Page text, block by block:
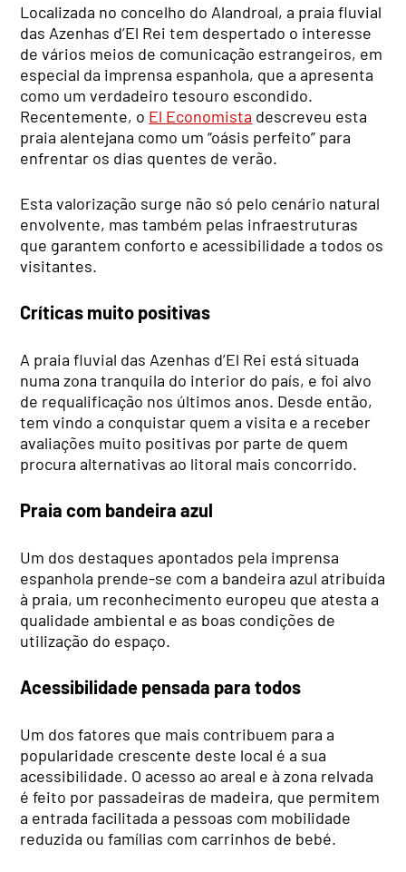
Localizada no concelho do Alandroal, a praia fluvial
das Azenhas d’El Rei tem despertado o interesse
de vários meios de comunicação estrangeiros, em
especial da imprensa espanhola, que a apresenta
como um verdadeiro tesouro escondido.
Recentemente, o El Economista descreveu esta
praia alentejana como um “oásis perfeito” para
enfrentar os dias quentes de verão.
Esta valorização surge não só pelo cenário natural
envolvente, mas também pelas infraestruturas
que garantem conforto e acessibilidade a todos os
visitantes.
Críticas muito positivas
A praia fluvial das Azenhas d’El Rei está situada
numa zona tranquila do interior do país, e foi alvo
de requalificação nos últimos anos. Desde então,
tem vindo a conquistar quem a visita e a receber
avaliações muito positivas por parte de quem
procura alternativas ao litoral mais concorrido.
Praia com bandeira azul
Um dos destaques apontados pela imprensa
espanhola prende-se com a bandeira azul atribuída
à praia, um reconhecimento europeu que atesta a
qualidade ambiental e as boas condições de
utilização do espaço.
Acessibilidade pensada para todos
Um dos fatores que mais contribuem para a
popularidade crescente deste local é a sua
acessibilidade. O acesso ao areal e à zona relvada
é feito por passadeiras de madeira, que permitem
a entrada facilitada a pessoas com mobilidade
reduzida ou famílias com carrinhos de bebé.